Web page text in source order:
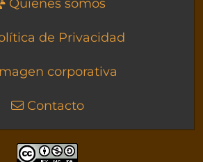
Quienes somos
de Privacidad
corporativa
Contacto